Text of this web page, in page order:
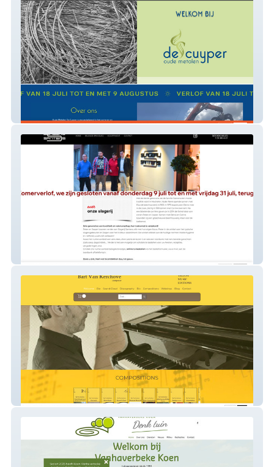
Oude Metalen De Cuyper
Slagerij Santens
YellowMusicEditions